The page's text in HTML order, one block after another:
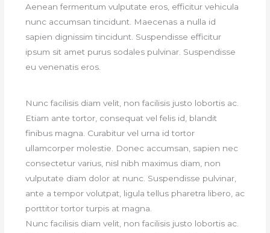
Aenean fermentum vulputate eros, efficitur vehicula
nunc accumsan tincidunt. Maecenas a nulla id
sapien dignissim tincidunt. Suspendisse efficitur
ipsum sit amet purus sodales pulvinar. Suspendisse
eu venenatis eros.
Nunc facilisis diam velit, non facilisis justo lobortis ac.
Etiam ante tortor, consequat vel felis id, blandit
finibus magna. Curabitur vel urna id tortor
ullamcorper molestie. Donec accumsan, sapien nec
consectetur varius, nisl nibh maximus diam, non
vulputate diam dolor at nunc. Suspendisse pulvinar,
ante a tempor volutpat, ligula tellus pharetra libero, ac
porttitor tortor turpis at magna.
Nunc facilisis diam velit, non facilisis justo lobortis ac.